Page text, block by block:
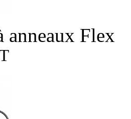
anneaux Flex